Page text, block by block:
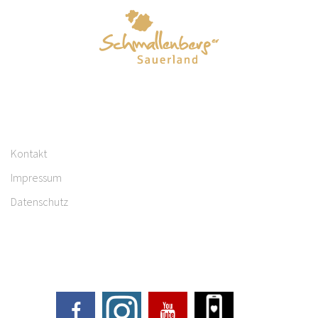
Kontakt
Impressum
Datenschutz